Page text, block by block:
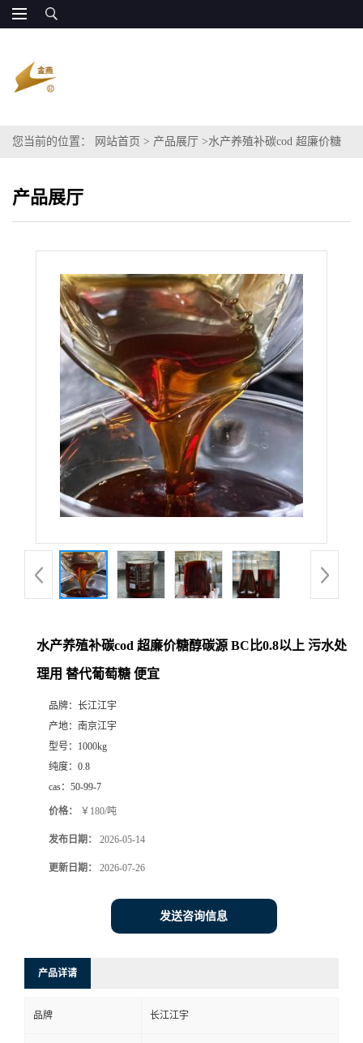
您当前的位置： 网站首页 > 产品展厅 >水产养殖补碳cod 超廉价糖
产品展厅
水产养殖补碳cod 超廉价糖醇碳源 BC比0.8以上 污水处
理用 替代葡萄糖 便宜
品牌： 长江江宇
产地： 南京江宇
型号： 1000kg
纯度： 0.8
cas： 50-99-7
价格： ￥180/吨
发布日期： 2026-05-14
更新日期： 2026-07-26
发送咨询信息
产品详请
品牌 长江江宇